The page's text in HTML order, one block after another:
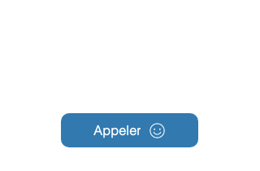
Appeler